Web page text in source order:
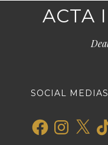
ACTA
SOCIAL MEDIAS
FacebookInstagram
X